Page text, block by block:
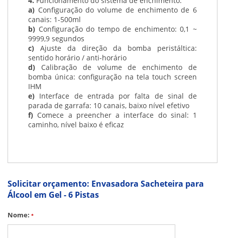
a) Configuração do volume de enchimento de 6
canais: 1-500ml
b) Configuração do tempo de enchimento: 0,1 ~
9999,9 segundos
c) Ajuste da direção da bomba peristáltica:
sentido horário / anti-horário
d) Calibração de volume de enchimento de
bomba única: configuração na tela touch screen
IHM
e) Interface de entrada por falta de sinal de
parada de garrafa: 10 canais, baixo nível efetivo
f) Comece a preencher a interface do sinal: 1
caminho, nível baixo é eficaz
Solicitar orçamento: Envasadora Sacheteira para
Álcool em Gel - 6 Pistas
Nome: *